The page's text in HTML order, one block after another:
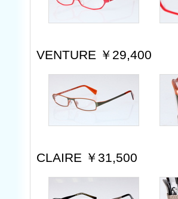
VENTURE ￥29,400
CLAIRE ￥31,500